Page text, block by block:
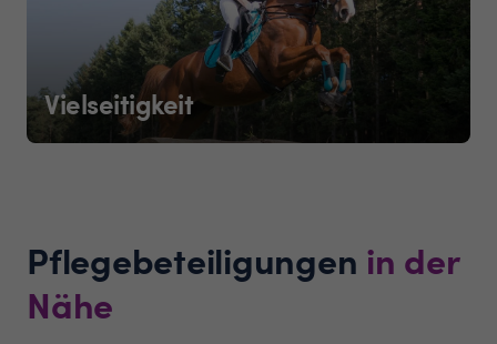
Vielseitigkeit
Pflegebeteiligungen in der
Nähe